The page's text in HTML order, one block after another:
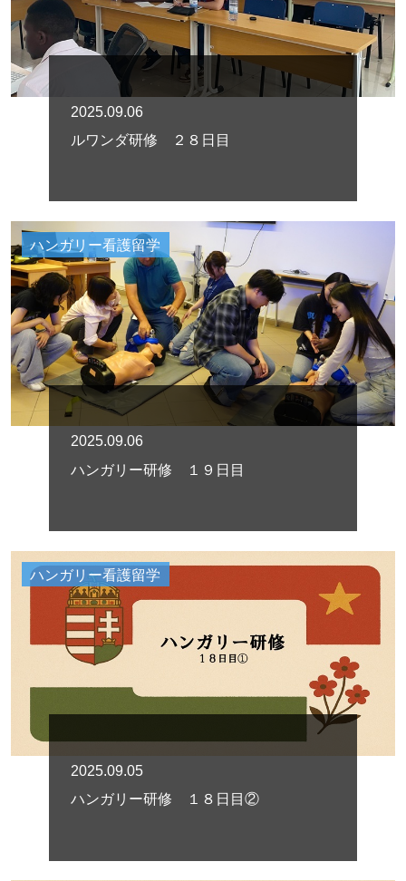
2025.09.06
ルワンダ研修 ２８日目
ハンガリー看護留学
2025.09.06
ハンガリー研修 １９日目
ハンガリー看護留学
2025.09.05
ハンガリー研修 １８日目②